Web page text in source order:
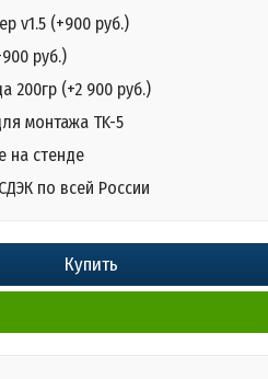
v1.5 (+900 руб.)
900 руб.)
200гр (+2 900 руб.)
монтажа TK-5
на стенде
по всей России
Купить